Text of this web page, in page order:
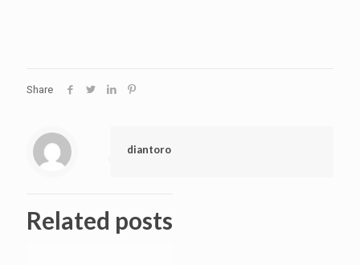
Share
diantoro
Related posts